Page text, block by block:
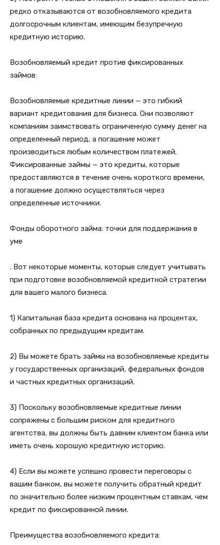
редко отказываются от возобновляемого кредита
долгосрочным клиентам, имеющим безупречную
кредитную историю.
Возобновляемый кредит против фиксированных
займов:
Возобновляемые кредитные линии — это гибкий
вариант кредитования для бизнеса. Они позволяют
компаниям заимствовать ограниченную сумму денег на
определенный период, а погашение может
производиться любым количеством платежей.
Фиксированные займы — это кредиты, которые
предоставляются в течение очень короткого времени,
а погашение должно осуществляться через
определенные источники.
Фонды оборотного займа: точки для поддержания в
уме
. Вот некоторые моменты, которые следует учитывать
при подготовке возобновляемой кредитной стратегии
для вашего малого бизнеса.
1) Капитальная база кредита основана на процентах,
собранных по предыдущим кредитам.
2) Вы можете брать займы на возобновляемые кредиты
у государственных организаций, федеральных фондов
и частных кредитных организаций.
3) Поскольку возобновляемые кредитные линии
сопряжены с большим риском для кредитного
агентства, вы должны быть давним клиентом банка или
иметь очень хорошую кредитную историю.
4) Если вы можете успешно провести переговоры с
вашим банком, вы можете получить обратный кредит
по значительно более низким процентным ставкам, чем
кредит по фиксированной линии.
Преимущества возобновляемого кредита: